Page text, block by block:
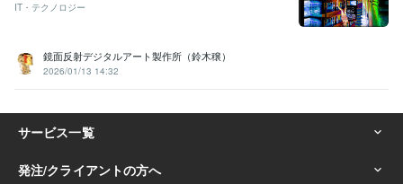
IT・テクノロジー
鏡面反射デジタルアート製作所（鈴木穣）
2026/01/13 14:32